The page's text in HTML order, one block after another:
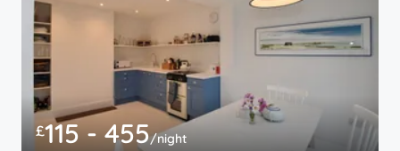
£115 - 455/night